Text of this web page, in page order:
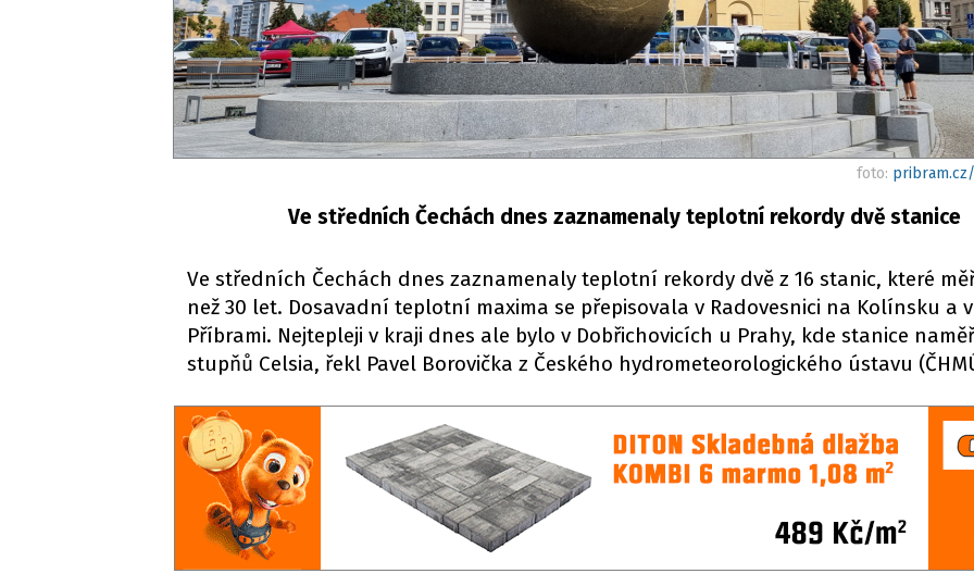
foto:
Ve středních Čechách dnes zaznamenaly teplotní rekordy dvě stanice
Ve středních Čechách dnes zaznamenaly teplotní rekordy dvě z 16 stanic, které
než 30 let. Dosavadní teplotní maxima se přepisovala v Radovesnici na Kolínsku a v
Příbrami. Nejtepleji v kraji dnes ale bylo v Dobřichovicích u Prahy, kde stanice
stupňů Celsia, řekl Pavel Borovička z Českého hydrometeorologického ústavu